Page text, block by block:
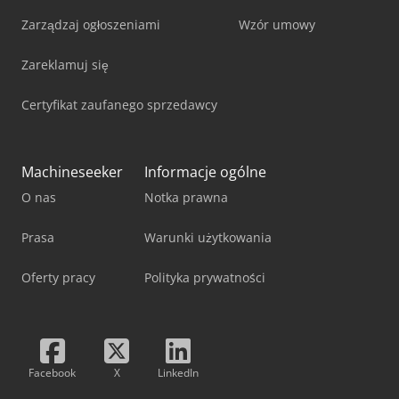
Zarządzaj ogłoszeniami
Zareklamuj się
Certyfikat zaufanego sprzedawcy
Wzór umowy
Machineseeker
O nas
Prasa
Oferty pracy
Informacje ogólne
Notka prawna
Warunki użytkowania
Polityka prywatności
Facebook X LinkedIn